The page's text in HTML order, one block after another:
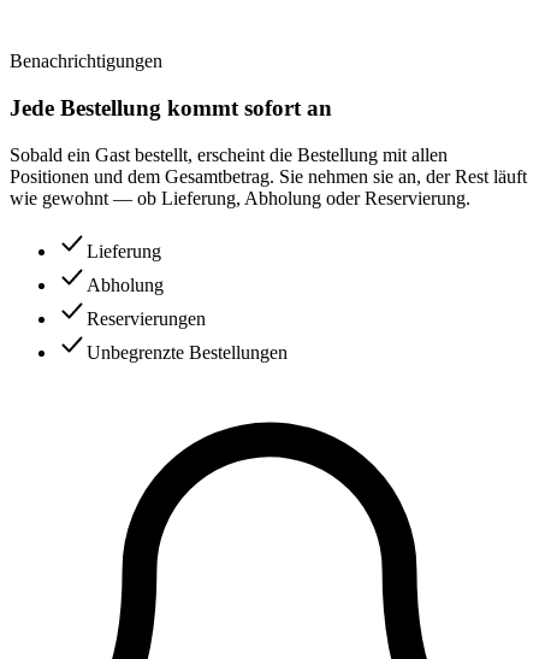
Benachrichtigungen
Jede Bestellung kommt sofort an
Sobald ein Gast bestellt, erscheint die Bestellung mit allen
Positionen und dem Gesamtbetrag. Sie nehmen sie an, der Rest läuft
wie gewohnt — ob Lieferung, Abholung oder Reservierung.
Lieferung
Abholung
Reservierungen
Unbegrenzte Bestellungen